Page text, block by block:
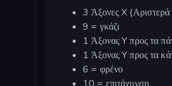
3 Άξονες X (Αριστερά
9 = γκάζι
1 Άξονας Y προς τα
1 Άξονας Y προς τα
6 = φρένο